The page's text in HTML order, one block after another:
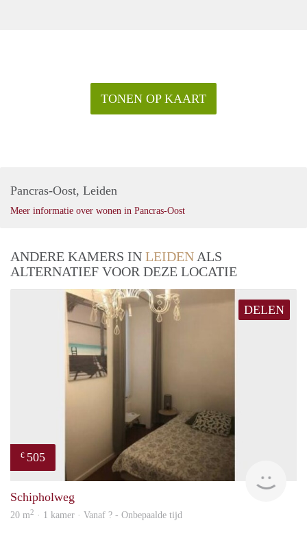
TONEN OP KAART
Pancras-Oost, Leiden
Meer informatie over wonen in Pancras-Oost
ANDERE KAMERS IN LEIDEN ALS
ALTERNATIEF VOOR DEZE LOCATIE
DELEN
€ 505
Schipholweg
20 m2 · 1 kamer · Vanaf ? - Onbepaalde tijd